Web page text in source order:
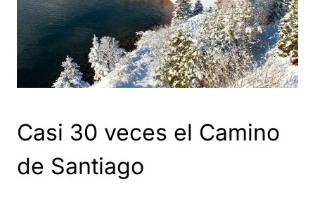
Casi 30 veces el Camino
de Santiago